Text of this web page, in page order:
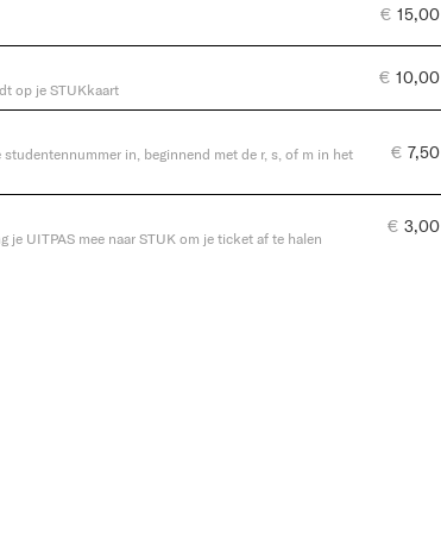
€ 15,00
op je STUKkaart
€ 10,00
in, beginnend met de r, s, of m in het
€ 7,50
je UITPAS mee naar STUK om je ticket af te halen
€ 3,00